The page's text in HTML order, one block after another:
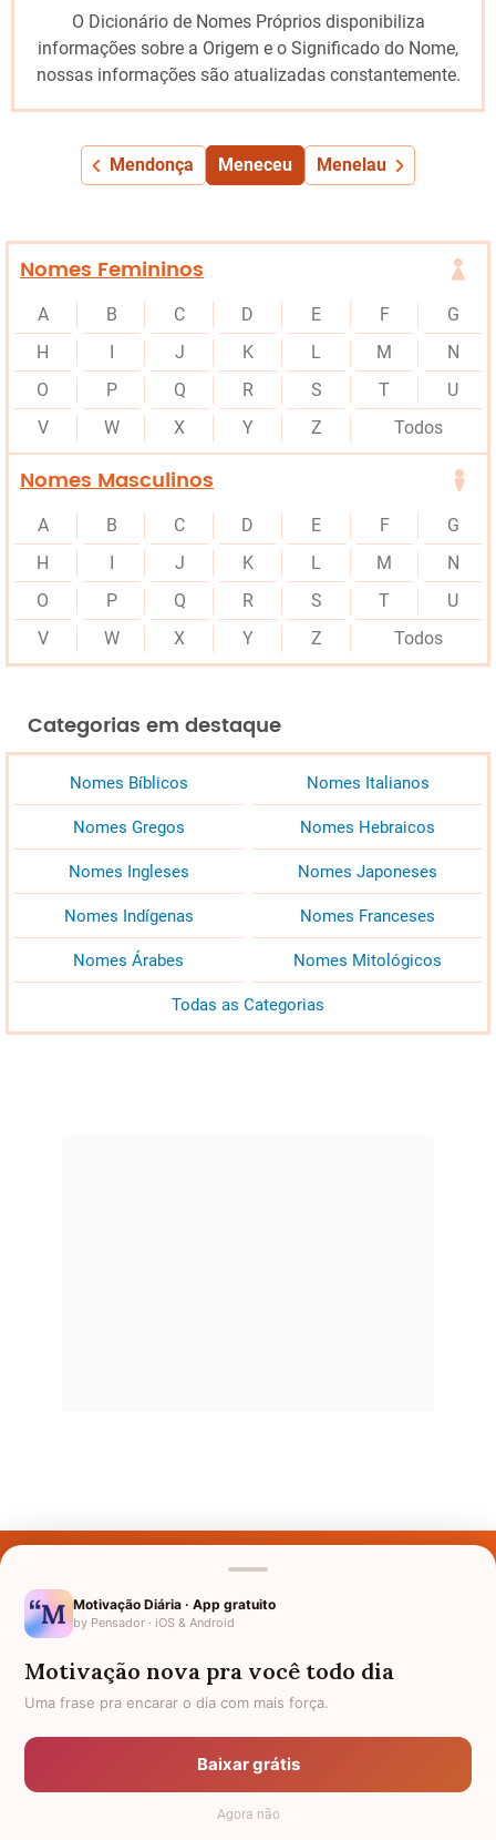
O Dicionário de Nomes Próprios disponibiliza
informações sobre a Origem e o Significado do Nome,
nossas informações são atualizadas constantemente.
Mendonça Meneceu Menelau
Nomes Femininos
A B C D E F
G
H
J K L M
N
O
P Q R S T
U
V
W X Y Z Todos
Nomes Masculinos
A B C D E F
G
H
J K L M
N
O
P Q R S T
U
V
W X Y Z Todos
Categorias em destaque
Nomes Bíblicos Nomes Italianos
Nomes Gregos Nomes Hebraicos
Nomes Ingleses Nomes Japoneses
Nomes Indígenas Nomes Franceses
Nomes Árabes Nomes Mitológicos
Todas as Categorias
Nomes pelo Mundo
Política de Privacidade
Anuncie
Termos de Uso
Motivação Diária · App gratuito
by Pensador · iOS & Android
Motivação nova pra você todo dia
Uma frase pra encarar o dia com mais força.
Baixar grátis
Agora não